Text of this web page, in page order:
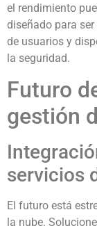
el rendimiento
diseñado para
de usuarios y
la seguridad.
Futuro
gestión
servicios
El futuro está
la nube.